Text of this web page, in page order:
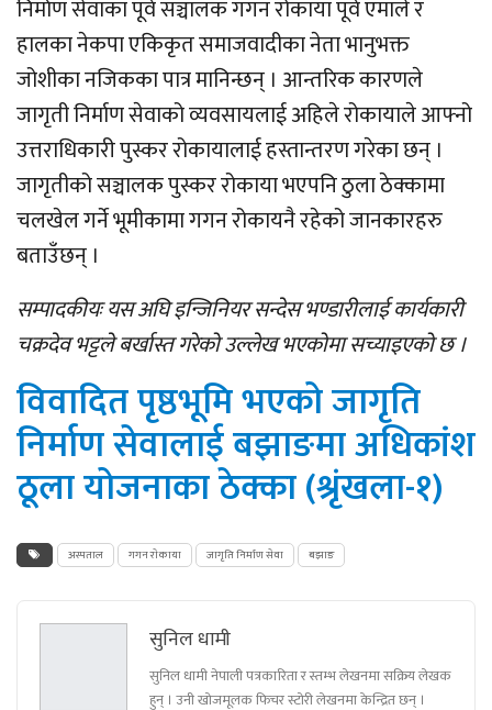
निर्माण सेवाका पूर्व सञ्चालक गगन रोकाया पूर्व एमाले र
हालका नेकपाएकिकृतसमाजवादीका नेता भानुभक्त
जोशीका नजिकका पात्र मानिन्छन् । आन्तरिक कारणले
जागृती निर्माण सेवाको व्यवसायलाई अहिले रोकायाले आफ्नो
उत्तराधिकारी पुस्कर रोकायालाई हस्तान्तरण गरेका छन् ।
जागृतीको सञ्चालक पुस्कर रोकाया भएपनिठुलाठेक्कामा
चलखेल गर्ने भूमीकामा गगन रोकायनै रहेको जानकारहरु
बताउँछन् ।
सम्पादकीयः यस अघि इन्जिनियरसन्देसभण्डारीलाई कार्यकारी
चक्रदेव भट्टले बर्खास्त गरेको उल्लेख भएकोमा सच्याइएको छ ।
विवादित पृष्ठभूमि भएको जागृति
निर्माण सेवालाई बझाङमा अधिकांश
ठूला योजनाका ठेक्का (श्रृंखला-१)
अस्पताल गगन राेकाया जागृति निर्माण सेवा बझाङ
सुनिल धामी
सुनिल धामी नेपाली पत्रकारिता र स्तम्भ लेखनमा सक्रिय लेखक
हुन् । उनी खोजमूलक फिचर स्टोरी लेखनमा केन्द्रित छन् ।